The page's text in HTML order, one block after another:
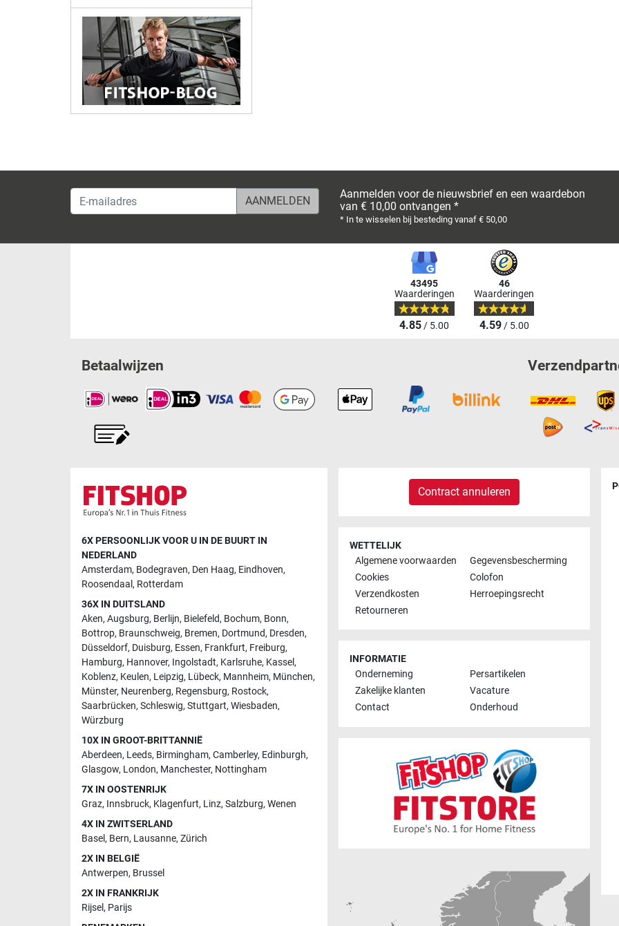
E-mailadres
Aanmelden voor de nieuwsbrief en een waardebon
van € 10,00 ontvangen *
* In te wisselen bij besteding vanaf € 50,00
43495
Waarderingen
4.85/ 5.00
46
Waarderingen
4.59/ 5.00
Betaalwijzen
6X PERSOONLIJK VOOR U IN DE BUURT IN
NEDERLAND
Amsterdam, Bodegraven, Den Haag, Eindhoven,
Roosendaal , Rotterdam
36X IN DUITSLAND
Aken, Augsburg, Berlijn, Bielefeld, Bochum, Bonn,
Bottrop, Braunschweig, Bremen, Dortmund, Dresden,
Düsseldorf, Duisburg, Essen, Frankfurt, Freiburg,
Hamburg, Hannover, Ingolstadt, Karlsruhe, Kassel,
Koblenz, Keulen, Leipzig, Lübeck, Mannheim, München,
Münster, Neurenberg, Regensburg, Rostock,
Saarbrücken, Schleswig, Stuttgart, Wiesbaden,
Würzburg
10X IN GROOT-BRITTANNIË
Aberdeen, Leeds, Birmingham, Camberley, Edinburgh,
Glasgow, London, Manchester, Nottingham
7X IN OOSTENRIJK
Graz, Innsbruck, Klagenfurt, Linz, Salzburg, Wenen
4X IN ZWITSERLAND
Basel, Bern, Lausanne, Zürich
2X IN BELGIË
Antwerpen, Brussel
2X IN FRANKRIJK
Rijsel, Parijs
Contract annuleren
WETTELIJK
Algemene voorwaarden
Gegevensbescherming
Cookies
Colofon
Verzendkosten
Herroepingsrecht
Retourneren
INFORMATIE
Onderneming
Persartikelen
Zakelijke klanten
Vacature
Contact
Onderhoud